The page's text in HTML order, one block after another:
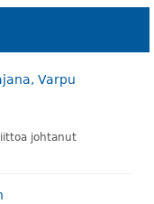
Varpu
johtanut